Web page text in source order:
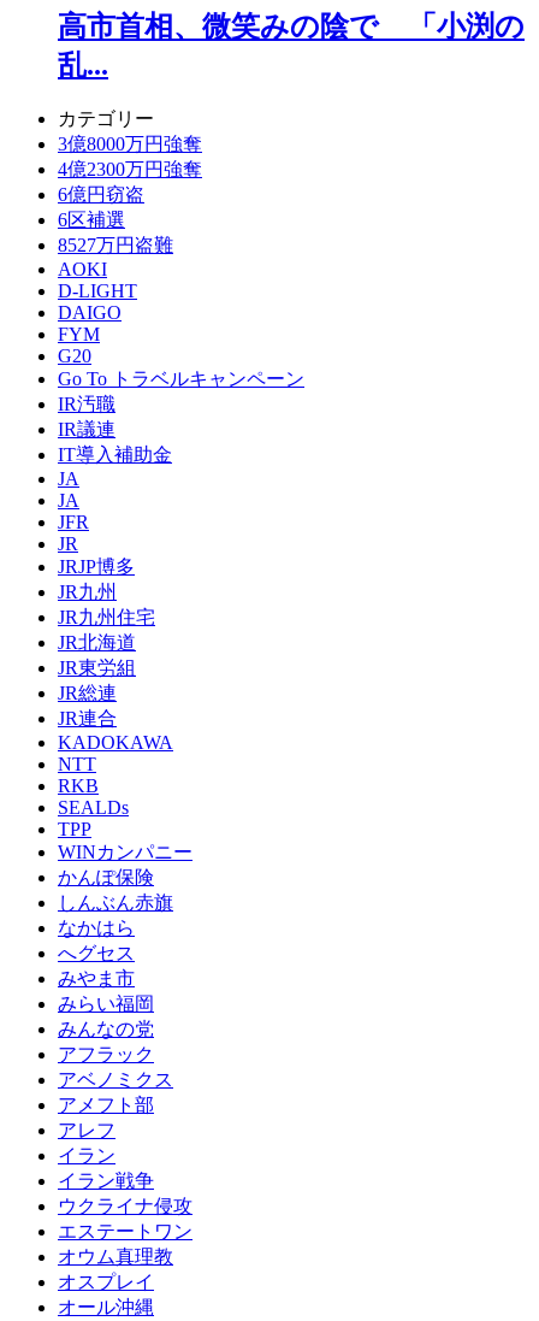
高市首相、微笑みの陰で 「小渕の
乱...
カテゴリー
3億8000万円強奪
4億2300万円強奪
6億円窃盗
6区補選
8527万円盗難
AOKI
D-LIGHT
DAIGO
FYM
G20
Go To トラベルキャンペーン
IR汚職
IR議連
IT導入補助金
JA
JA
JFR
JR
JRJP博多
JR九州
JR九州住宅
JR北海道
JR東労組
JR総連
JR連合
KADOKAWA
NTT
RKB
SEALDs
TPP
WINカンパニー
かんぽ保険
しんぶん赤旗
なかはら
へグセス
みやま市
みらい福岡
みんなの党
アフラック
アベノミクス
アメフト部
アレフ
イラン
イラン戦争
ウクライナ侵攻
エステートワン
オウム真理教
オスプレイ
オール沖縄